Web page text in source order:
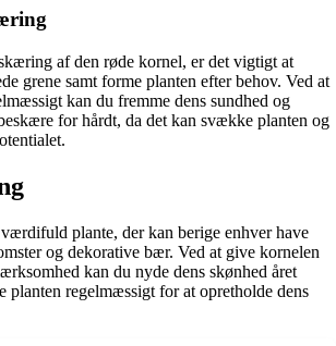
af den røde kornel, er det vigtigt at
grene samt forme planten efter behov. Ved at
kan du fremme dens sundhed og
for hårdt, da det kan svække planten og
plante, der kan berige enhver have
og dekorative bær. Ved at give kornelen
kan du nyde dens skønhed året
planten regelmæssigt for at opretholde dens